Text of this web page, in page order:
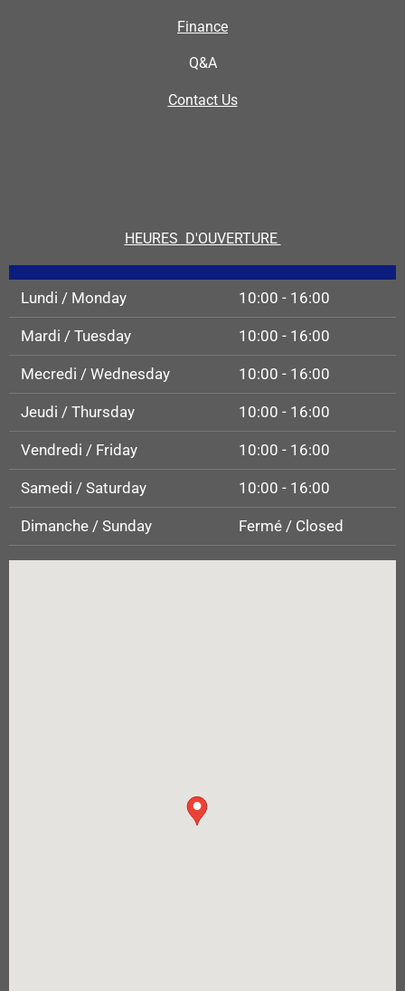
Finance
Q&A
Contact Us
HEURES D'OUVERTURE
Lundi / Monday 10:00 - 16:00
Mardi / Tuesday 10:00 - 16:00
Mecredi / Wednesday 10:00 - 16:00
Jeudi / Thursday 10:00 - 16:00
Vendredi / Friday 10:00 - 16:00
Samedi / Saturday 10:00 - 16:00
Dimanche / Sunday Fermé / Closed